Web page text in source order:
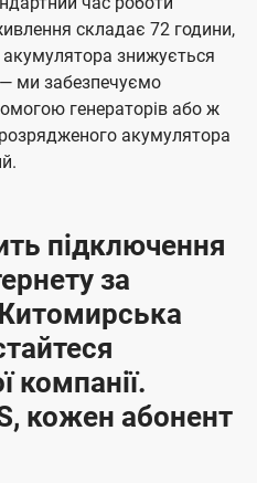
складає 72 години,
знижується
ми забезпечуємо
генераторів або ж
акумулятора
підключення
за
компанії.
кожен абонент